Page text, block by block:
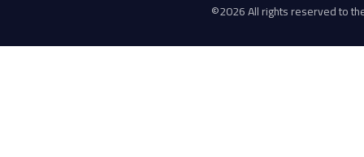
©2026 All rights reserved to